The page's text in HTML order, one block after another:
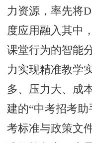
力资源，率先将
度应用融入其中
课堂行为的智能
力实现精准教学
多、压力大、成
建的“中考招考
考标准与政策文